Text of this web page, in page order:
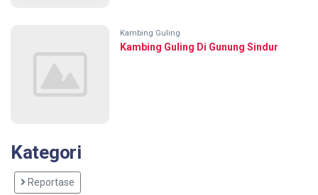
Kambing Guling
Kambing Guling Di Gunung Sindur
Kategori
Reportase